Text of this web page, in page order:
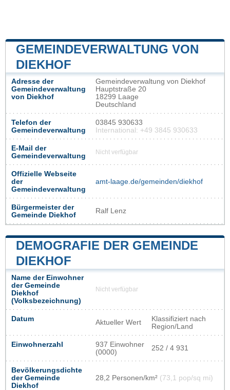
GEMEINDEVERWALTUNG VON
DIEKHOF
Adresse der
Gemeindeverwaltung
von Diekhof
Gemeindeverwaltung von Diekhof
Hauptstraße 20
18299 Laage
Deutschland
Telefon der
Gemeindeverwaltung
03845 930633
International: +49 3845 930633
E-Mail der
Gemeindeverwaltung
Nicht verfügbar
Offizielle Webseite
der
Gemeindeverwaltung
amt-laage.de/gemeinden/diekhof
Bürgermeister der
Gemeinde Diekhof
Ralf Lenz
DEMOGRAFIE DER GEMEINDE
DIEKHOF
Name der Einwohner
der Gemeinde
Diekhof
(Volksbezeichnung)
Nicht verfügbar
Datum Aktueller Wert
Klassifiziert nach
Region/Land
Einwohnerzahl
937 Einwohner
(0000)
252 / 4 931
Bevölkerungsdichte
der Gemeinde
Diekhof
28,2 Personen/km² (73,1 pop/sq mi)